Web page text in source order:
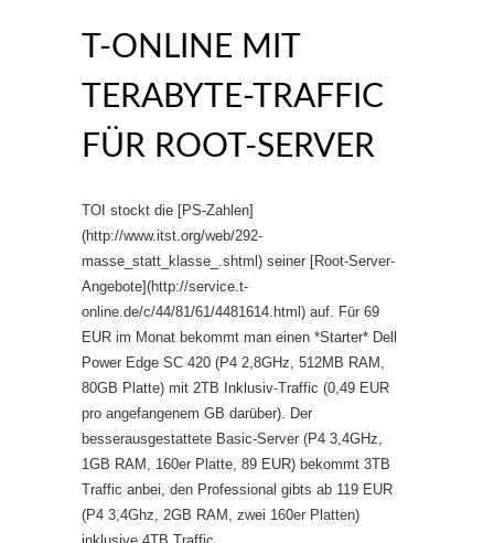
T-ONLINE MIT
TERABYTE-TRAFFIC
FÜR ROOT-SERVER
TOI stockt die [PS-Zahlen]
(http://www.itst.org/web/292-
masse_statt_klasse_.shtml) seiner [Root-Server-
Angebote](http://service.t-
online.de/c/44/81/61/4481614.html) auf. Für 69
EUR im Monat bekommt man einen *Starter* Dell
Power Edge SC 420 (P4 2,8GHz, 512MB RAM,
80GB Platte) mit 2TB Inklusiv-Traffic (0,49 EUR
pro angefangenem GB darüber). Der
besserausgestattete Basic-Server (P4 3,4GHz,
1GB RAM, 160er Platte, 89 EUR) bekommt 3TB
Traffic anbei, den Professional gibts ab 119 EUR
(P4 3,4Ghz, 2GB RAM, zwei 160er Platten)